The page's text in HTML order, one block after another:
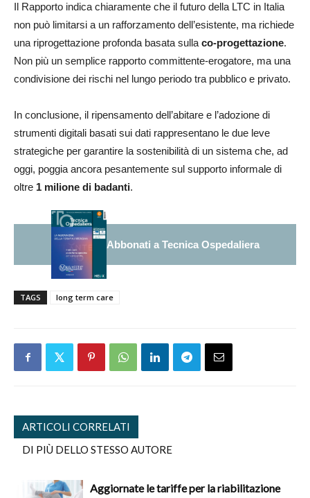
Il Rapporto indica chiaramente che il futuro della LTC in Italia
non può limitarsi a un rafforzamento dell’esistente, ma richiede
una riprogettazione profonda basata sulla co-progettazione.
Non più un semplice rapporto committente-erogatore, ma una
condivisione dei rischi nel lungo periodo tra pubblico e privato.
In conclusione, il ripensamento dell’abitare e l’adozione di
strumenti digitali basati sui dati rappresentano le due leve
strategiche per garantire la sostenibilità di un sistema che, ad
oggi, poggia ancora pesantemente sul supporto informale di
oltre 1 milione di badanti.
Abbonati a Tecnica Ospedaliera
TAGS long term care
ARTICOLI CORRELATI
DI PIÙ DELLO STESSO AUTORE
Aggiornate le tariffe per la riabilitazione